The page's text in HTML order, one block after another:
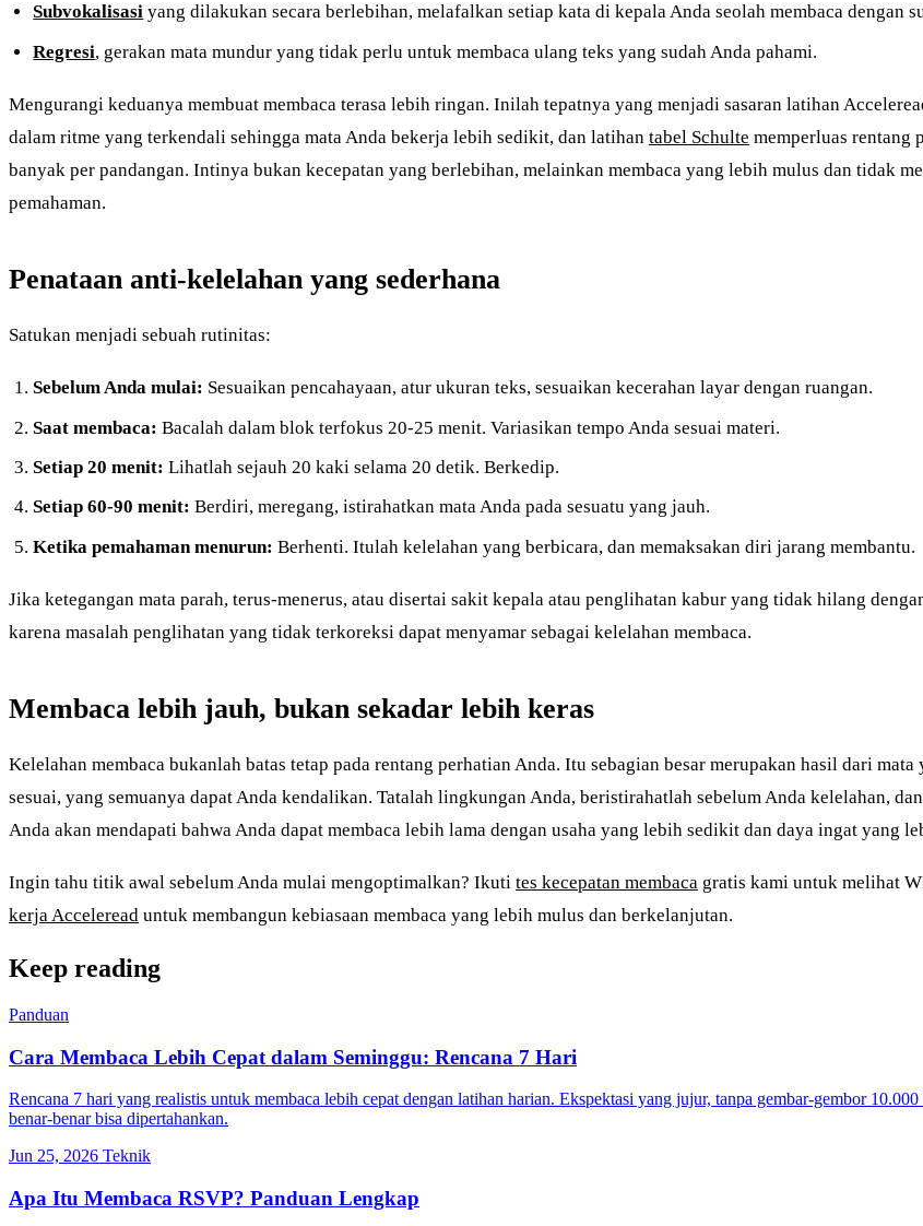
Subvokalisasi yang dilakukan secara berlebihan, melafalkan setiap kata di kepala Anda seolah membaca dengan
Regresi, gerakan mata mundur yang tidak perlu untuk membaca ulang teks yang sudah Anda pahami.
Mengurangi keduanya membuat membaca terasa lebih ringan. Inilah tepatnya yang menjadi sasaran latihan
dalam ritme yang terkendali sehingga mata Anda bekerja lebih sedikit, dan latihan tabel Schulte memperluas rentang
banyak per pandangan. Intinya bukan kecepatan yang berlebihan, melainkan membaca yang lebih mulus dan tidak
pemahaman.
Penataan anti-kelelahan yang sederhana
Satukan menjadi sebuah rutinitas:
Sebelum Anda mulai: Sesuaikan pencahayaan, atur ukuran teks, sesuaikan kecerahan layar dengan ruangan.
Saat membaca: Bacalah dalam blok terfokus 20-25 menit. Variasikan tempo Anda sesuai materi.
Setiap 20 menit: Lihatlah sejauh 20 kaki selama 20 detik. Berkedip.
Setiap 60-90 menit: Berdiri, meregang, istirahatkan mata Anda pada sesuatu yang jauh.
Ketika pemahaman menurun: Berhenti. Itulah kelelahan yang berbicara, dan memaksakan diri jarang membantu.
Jika ketegangan mata parah, terus-menerus, atau disertai sakit kepala atau penglihatan kabur yang tidak hilang
karena masalah penglihatan yang tidak terkoreksi dapat menyamar sebagai kelelahan membaca.
Membaca lebih jauh, bukan sekadar lebih keras
Kelelahan membaca bukanlah batas tetap pada rentang perhatian Anda. Itu sebagian besar merupakan hasil dari
sesuai, yang semuanya dapat Anda kendalikan. Tatalah lingkungan Anda, beristirahatlah sebelum Anda kelelahan,
Anda akan mendapati bahwa Anda dapat membaca lebih lama dengan usaha yang lebih sedikit dan daya ingat yang
Ingin tahu titik awal sebelum Anda mulai mengoptimalkan? Ikuti tes kecepatan membaca gratis kami untuk melihat
kerja Acceleread untuk membangun kebiasaan membaca yang lebih mulus dan berkelanjutan.
Keep reading
Panduan
Cara Membaca Lebih Cepat dalam Seminggu: Rencana 7 Hari
Rencana 7 hari yang realistis untuk membaca lebih cepat dengan latihan harian. Ekspektasi yang jujur, tanpa gembar-gembor
benar-benar bisa dipertahankan.
Jun 25, 2026 Teknik
Apa Itu Membaca RSVP? Panduan Lengkap